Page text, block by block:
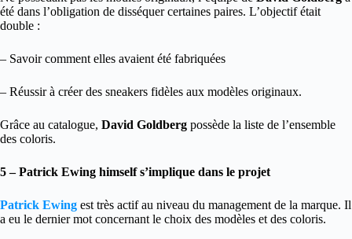
été dans l’obligation de disséquer certaines paires. L’objectif était
double :
– Savoir comment elles avaient été fabriquées
– Réussir à créer des sneakers fidèles aux modèles originaux.
Grâce au catalogue, David Goldberg possède la liste de l’ensemble
des coloris.
5 – Patrick Ewing himself s’implique dans le projet
Patrick Ewing est très actif au niveau du management de la marque. Il
a eu le dernier mot concernant le choix des modèles et des coloris.